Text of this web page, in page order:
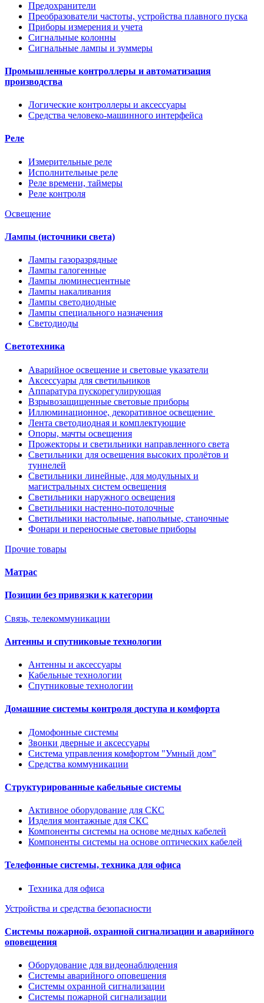
Предохранители
Преобразователи частоты, устройства плавного пуска
Приборы измерения и учета
Сигнальные колонны
Сигнальные лампы и зуммеры
Промышленные контроллеры и автоматизация
производства
Логические контроллеры и аксессуары
Средства человеко-машинного интерфейса
Реле
Измерительные реле
Исполнительные реле
Реле времени, таймеры
Реле контроля
Освещение
Лампы (источники света)
Лампы газоразрядные
Лампы галогенные
Лампы люминесцентные
Лампы накаливания
Лампы светодиодные
Лампы специального назначения
Светодиоды
Светотехника
Аварийное освещение и световые указатели
Аксессуары для светильников
Аппаратура пускорегулирующая
Взрывозащищенные световые приборы
Иллюминационное, декоративное освещение
Лента светодиодная и комплектующие
Опоры, мачты освещения
Прожекторы и светильники направленного света
Светильники для освещения высоких пролётов и
туннелей
Светильники линейные, для модульных и
магистральных систем освещения
Светильники наружного освещения
Светильники настенно-потолочные
Светильники настольные, напольные, станочные
Фонари и переносные световые приборы
Прочие товары
Матрас
Позиции без привязки к категории
Связь, телекоммуникации
Антенны и спутниковые технологии
Антенны и аксессуары
Кабельные технологии
Спутниковые технологии
Домашние системы контроля доступа и комфорта
Домофонные системы
Звонки дверные и аксессуары
Система управления комфортом "Умный дом"
Средства коммуникации
Структурированные кабельные системы
Активное оборудование для СКС
Изделия монтажные для СКС
Компоненты системы на основе медных кабелей
Компоненты системы на основе оптических кабелей
Телефонные системы, техника для офиса
Техника для офиса
Устройства и средства безопасности
Системы пожарной, охранной сигнализации и аварийного
оповещения
Оборудование для видеонаблюдения
Системы аварийного оповещения
Системы охранной сигнализации
Системы пожарной сигнализации